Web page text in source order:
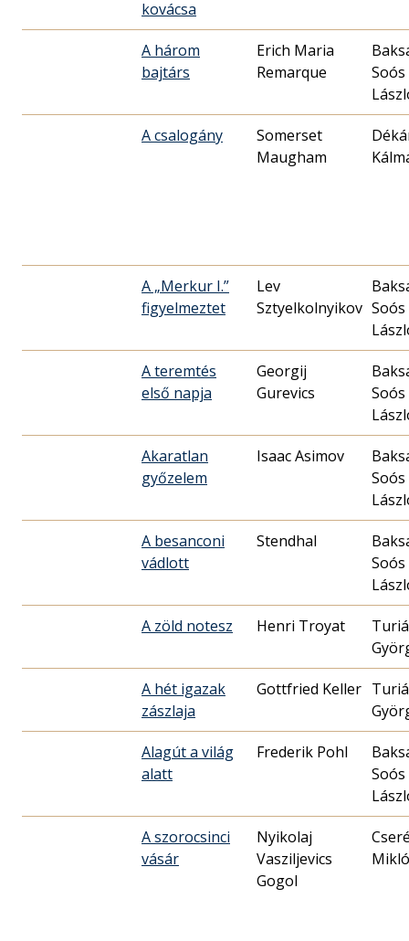
kovácsa
A három
bajtárs
Erich Maria
Remarque
Soós
A csalogány
Somerset
Maugham
A „Merkur I.”
figyelmeztet
Lev
Sztyelkolnyikov Soós
A teremtés
első napja
Georgij
Gurevics
Soós
Akaratlan
győzelem
Isaac Asimov
Soós
A besanconi
vádlott
Stendhal
Soós
A zöld notesz Henri Troyat
A hét igazak
zászlaja
Gottfried Keller
Alagút a világ
alatt
Frederik Pohl
Soós
A szorocsinci
vásár
Nyikolaj
Vasziljevics
Gogol